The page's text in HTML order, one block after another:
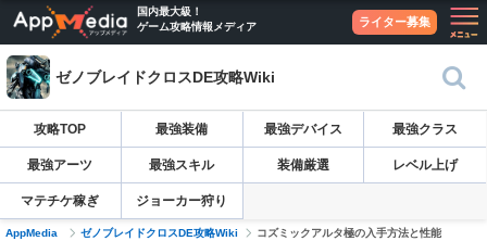
国内最大級！
ゲーム攻略情報メディア
ライター募集
ゼノブレイドクロスDE攻略Wiki
攻略TOP 最強装備 最強デバイス 最強クラス
最強アーツ 最強スキル 装備厳選 レベル上げ
マテチケ稼ぎ ジョーカー狩り
AppMedia ゼノブレイドクロスDE攻略Wiki コズミックアルタ極の入手方法と性能